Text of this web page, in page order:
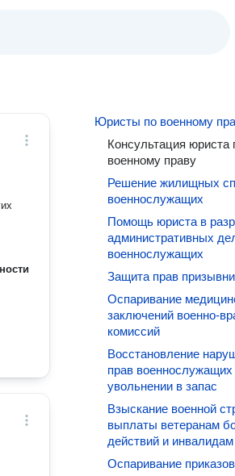
Юристы по военному
Консультация юриста
военному праву
Решение жилищных
военнослужащих
Помощь юриста в
административных
военнослужащих
Защита прав
Оспаривание
заключений военно-
комиссий
Восстановление
прав военнослужащих
увольнении в запас
Взыскание военной
выплаты ветеранам
действий и инвалидам
Оспаривание